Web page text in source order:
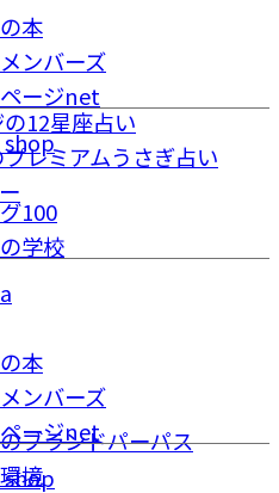
12星座占い
レミアムうさぎ占い
本
ンバーズ
ージnet
shop
100
学校
本
ンバーズ
ージnet
shop
ブランドパーパス
境